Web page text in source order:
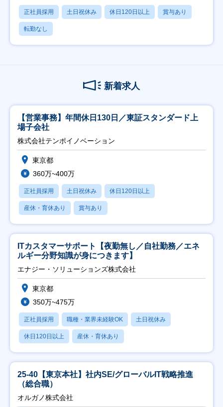
正社員採用 土日祝休み 休日120日以上 賞与あり
転勤なし
新着求人
【営業事務】年間休日130日／東証スタンダード上
場子会社
株式会社テンポイノベーション
東京都
360万~400万
正社員採用 土日祝休み 休日120日以上
産休・育休あり 賞与あり
ITカスタマーサポート【夜勤無し／自社勤務／エネ
ルギー分野知識が身につきます】
エナジー・ソリューションズ株式会社
東京都
350万~475万
正社員採用 職種・業界未経験OK 土日祝休み
休日120日以上 産休・育休あり
25-40【東京本社】社内SE/グローバルIT戦略推進
（総合職）
オルガノ株式会社